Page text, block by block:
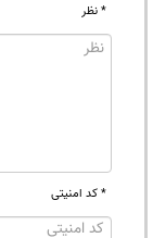
* نظر
* کد امنیتی